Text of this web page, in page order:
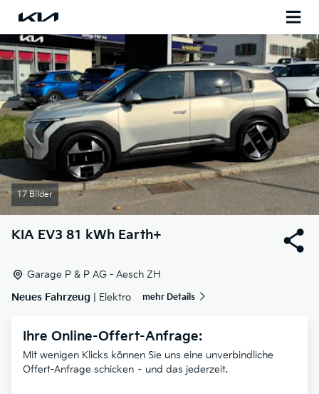
17 Bilder
KIA EV3 81 kWh Earth+
Garage P & P AG - Aesch ZH
Neues Fahrzeug | Elektro mehr Details
Ihre Online-Offert-Anfrage:
Mit wenigen Klicks können Sie uns eine unverbindliche
Offert-Anfrage schicken – und das jederzeit.